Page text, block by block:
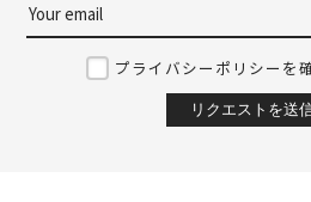
プライバシーポリシーを